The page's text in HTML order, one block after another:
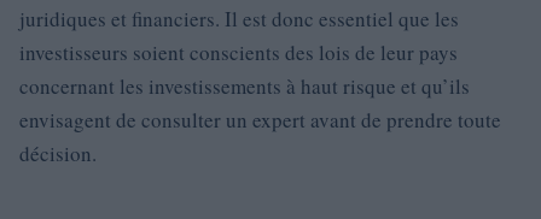
juridiques et financiers. Il est donc essentiel que les
investisseurs soient conscients des lois de leur pays
concernant les investissements à haut risque et qu’ils
envisagent de consulter un expert avant de prendre toute
décision.